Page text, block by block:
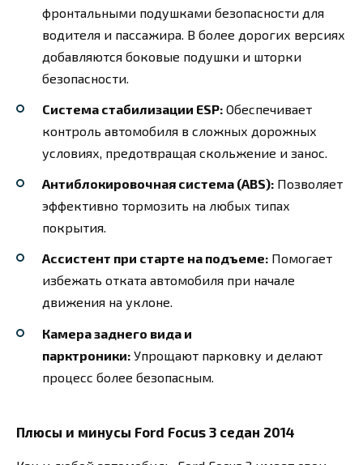
фронтальными подушками безопасности для
водителя и пассажира. В более дорогих версиях
добавляются боковые подушки и шторки
безопасности.
Система стабилизации ESP: Обеспечивает
контроль автомобиля в сложных дорожных
условиях, предотвращая скольжение и занос.
Антиблокировочная система (ABS): Позволяет
эффективно тормозить на любых типах
покрытия.
Ассистент при старте на подъеме: Помогает
избежать отката автомобиля при начале
движения на уклоне.
Камера заднего вида и
парктроники: Упрощают парковку и делают
процесс более безопасным.
Плюсы и минусы Ford Focus 3 седан 2014